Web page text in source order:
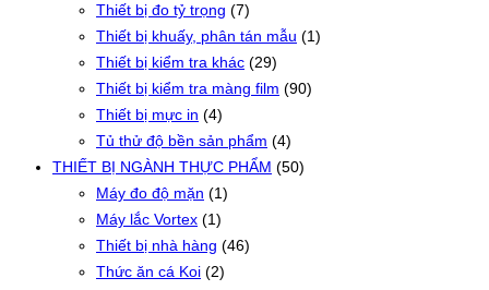
Thiết bị đo tỷ trọng (7)
Thiết bị khuấy, phân tán mẫu (1)
Thiết bị kiểm tra khác (29)
Thiết bị kiểm tra màng film (90)
Thiết bị mực in (4)
Tủ thử độ bền sản phẩm (4)
THIẾT BỊ NGÀNH THỰC PHẨM (50)
Máy đo độ mặn (1)
Máy lắc Vortex (1)
Thiết bị nhà hàng (46)
Thức ăn cá Koi (2)